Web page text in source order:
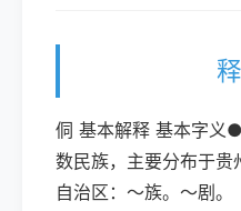
侗 基本解释 基本字义
数民族，主要分布于贵
自治区：～族。～剧